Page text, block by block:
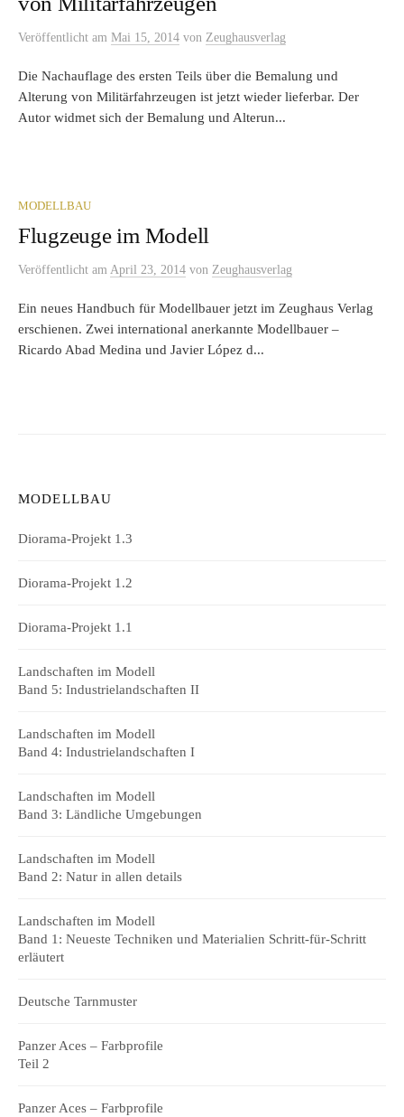
Veröffentlicht am Mai 15, 2014 von Zeughausverlag
Die Nachauflage des ersten Teils über die Bemalung und
Alterung von Militärfahrzeugen ist jetzt wieder lieferbar. Der
Autor widmet sich der Bemalung und Alterun...
MODELLBAU
Flugzeuge im Modell
Veröffentlicht am April 23, 2014 von Zeughausverlag
Ein neues Handbuch für Modellbauer jetzt im Zeughaus Verlag
erschienen. Zwei international anerkannte Modellbauer –
Ricardo Abad Medina und Javier López d...
MODELLBAU
Diorama-Projekt 1.3
Diorama-Projekt 1.2
Diorama-Projekt 1.1
Landschaften im Modell
Band 5: Industrielandschaften II
Landschaften im Modell
Band 4: Industrielandschaften I
Landschaften im Modell
Band 3: Ländliche Umgebungen
Landschaften im Modell
Band 2: Natur in allen details
Landschaften im Modell
Band 1: Neueste Techniken und Materialien Schritt-für-Schritt
erläutert
Deutsche Tarnmuster
Panzer Aces – Farbprofile
Teil 2
Panzer Aces – Farbprofile